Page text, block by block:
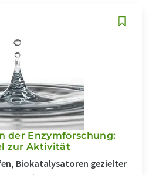
der Enzymforschung:
zur Aktivität
Biokatalysatoren gezielter